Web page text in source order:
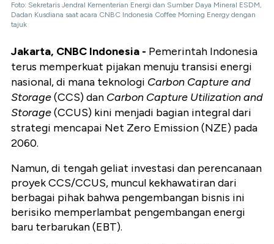
Foto: Sekretaris Jendral Kementerian Energi dan Sumber Daya Mineral ESDM,
Dadan Kusdiana saat acara CNBC Indonesia Coffee Morning Energy dengan
tajuk
Jakarta, CNBC Indonesia - Pemerintah Indonesia
terus memperkuat pijakan menuju transisi energi
nasional, di mana teknologi Carbon Capture and
Storage(CCS) dan Carbon Capture Utilization and
Storage(CCUS) kini menjadi bagian integral dari
strategi mencapai Net Zero Emission (NZE) pada
2060.
Namun, di tengah geliat investasi dan perencanaan
proyek CCS/CCUS, muncul kekhawatiran dari
berbagai pihak bahwa pengembangan bisnis ini
berisiko memperlambat pengembangan energi
baru terbarukan (EBT).